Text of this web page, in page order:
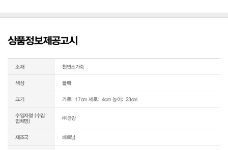
상품정보제공고시
소재 천연소가죽
색상 블랙
크기 가로: 17cm 세로: 4cm 높이: 23cm
수입자명 (수입
업체명)
㈜금강
제조국 베트남